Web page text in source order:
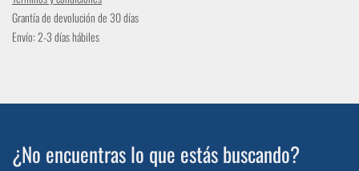
Grantía de devolución de 30 días
Envío: 2-3 días hábiles
¿No encuentras lo que estás buscando?